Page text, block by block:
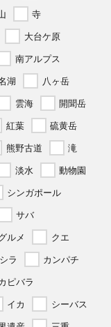
寺
大台ケ原
南アルプス
湖
八ヶ岳
雲海
開聞岳
紅葉
硫黄岳
熊野古道
滝
淡水
動物園
シンガポール
サバ
ルメ
クエ
ラ
カンパチ
ピバラ
イカ
シーバス